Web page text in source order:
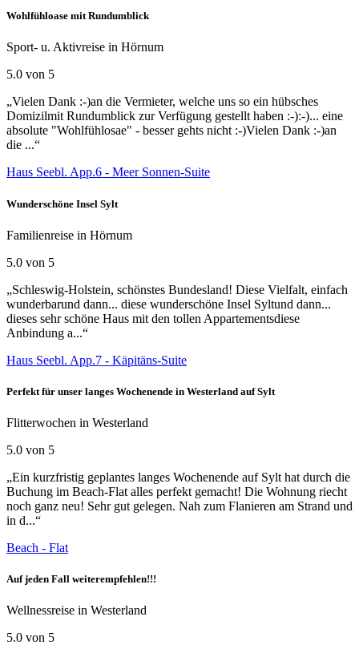
Wohlfühloase mit Rundumblick
Sport- u. Aktivreise in Hörnum
5.0 von 5
„Vielen Dank :-)an die Vermieter, welche uns so ein hübsches
Domizilmit Rundumblick zur Verfügung gestellt haben :-):-)... eine
absolute "Wohlfühlosae" - besser gehts nicht :-)Vielen Dank :-)an
die ...“
Haus Seebl. App.6 - Meer Sonnen-Suite
Wunderschöne Insel Sylt
Familienreise in Hörnum
5.0 von 5
„Schleswig-Holstein, schönstes Bundesland! Diese Vielfalt, einfach
wunderbarund dann... diese wunderschöne Insel Syltund dann...
dieses sehr schöne Haus mit den tollen Appartementsdiese
Anbindung a...“
Haus Seebl. App.7 - Käpitäns-Suite
Perfekt für unser langes Wochenende in Westerland auf Sylt
Flitterwochen in Westerland
5.0 von 5
„Ein kurzfristig geplantes langes Wochenende auf Sylt hat durch die
Buchung im Beach-Flat alles perfekt gemacht! Die Wohnung riecht
noch ganz neu! Sehr gut gelegen. Nah zum Flanieren am Strand und
in d...“
Beach - Flat
Auf jeden Fall weiterempfehlen!!!
Wellnessreise in Westerland
5.0 von 5